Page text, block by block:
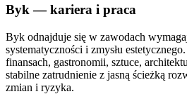
Byk — kariera i praca
Byk odnajduje się w zawodach
systematyczności i zmysłu
finansach, gastronomii, sztuce,
stabilne zatrudnienie z jasną ścieżką
zmian i ryzyka.